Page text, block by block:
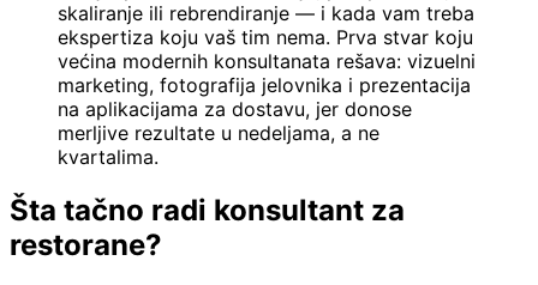
skaliranje ili rebrendiranje — i kada vam treba
ekspertiza koju vaš tim nema. Prva stvar koju
većina modernih konsultanata rešava: vizuelni
marketing, fotografija jelovnika i prezentacija
na aplikacijama za dostavu, jer donose
merljive rezultate u nedeljama, a ne
kvartalima.
Šta tačno radi konsultant za
restorane?